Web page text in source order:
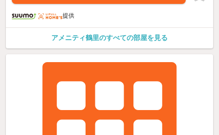
提供
アメニティ鶴里のすべての部屋を見る